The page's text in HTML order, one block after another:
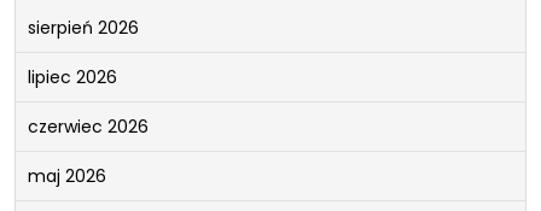
sierpień 2026
lipiec 2026
czerwiec 2026
maj 2026